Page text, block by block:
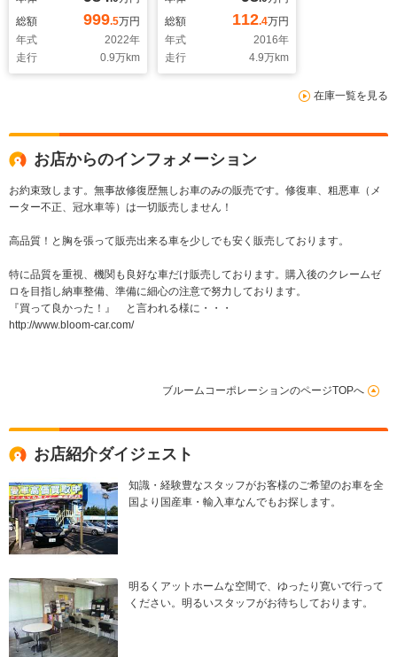
ETC ソーラーパネ
ル 家庭用エアコン
3サブバッテリー FF
ヒーター 冷蔵庫 電
子レンジ サイドオー
総額
999.5万円
年式
2022年
走行
0.9万km
Bカメラ パワース
ライドドア
総額
112.4万円
年式
2016年
走行
4.9万km
在庫一覧を見る
お店からのインフォメーション
お約束致します。無事故修復歴無しお車のみの販売です。修復車、粗悪車（メ
ーター不正、冠水車等）は一切販売しません！
高品質！と胸を張って販売出来る車を少しでも安く販売しております。
特に品質を重視、機関も良好な車だけ販売しております。購入後のクレームゼ
ロを目指し納車整備、準備に細心の注意で努力しております。
『買って良かった！』 と言われる様に・・・
http://www.bloom-car.com/
ブルームコーポレーションのページTOPへ
お店紹介ダイジェスト
知識・経験豊なスタッフがお客様のご希望のお車を全
国より国産車・輸入車なんでもお探します。
明るくアットホームな空間で、ゆったり寛いで行って
ください。明るいスタッフがお待ちしております。